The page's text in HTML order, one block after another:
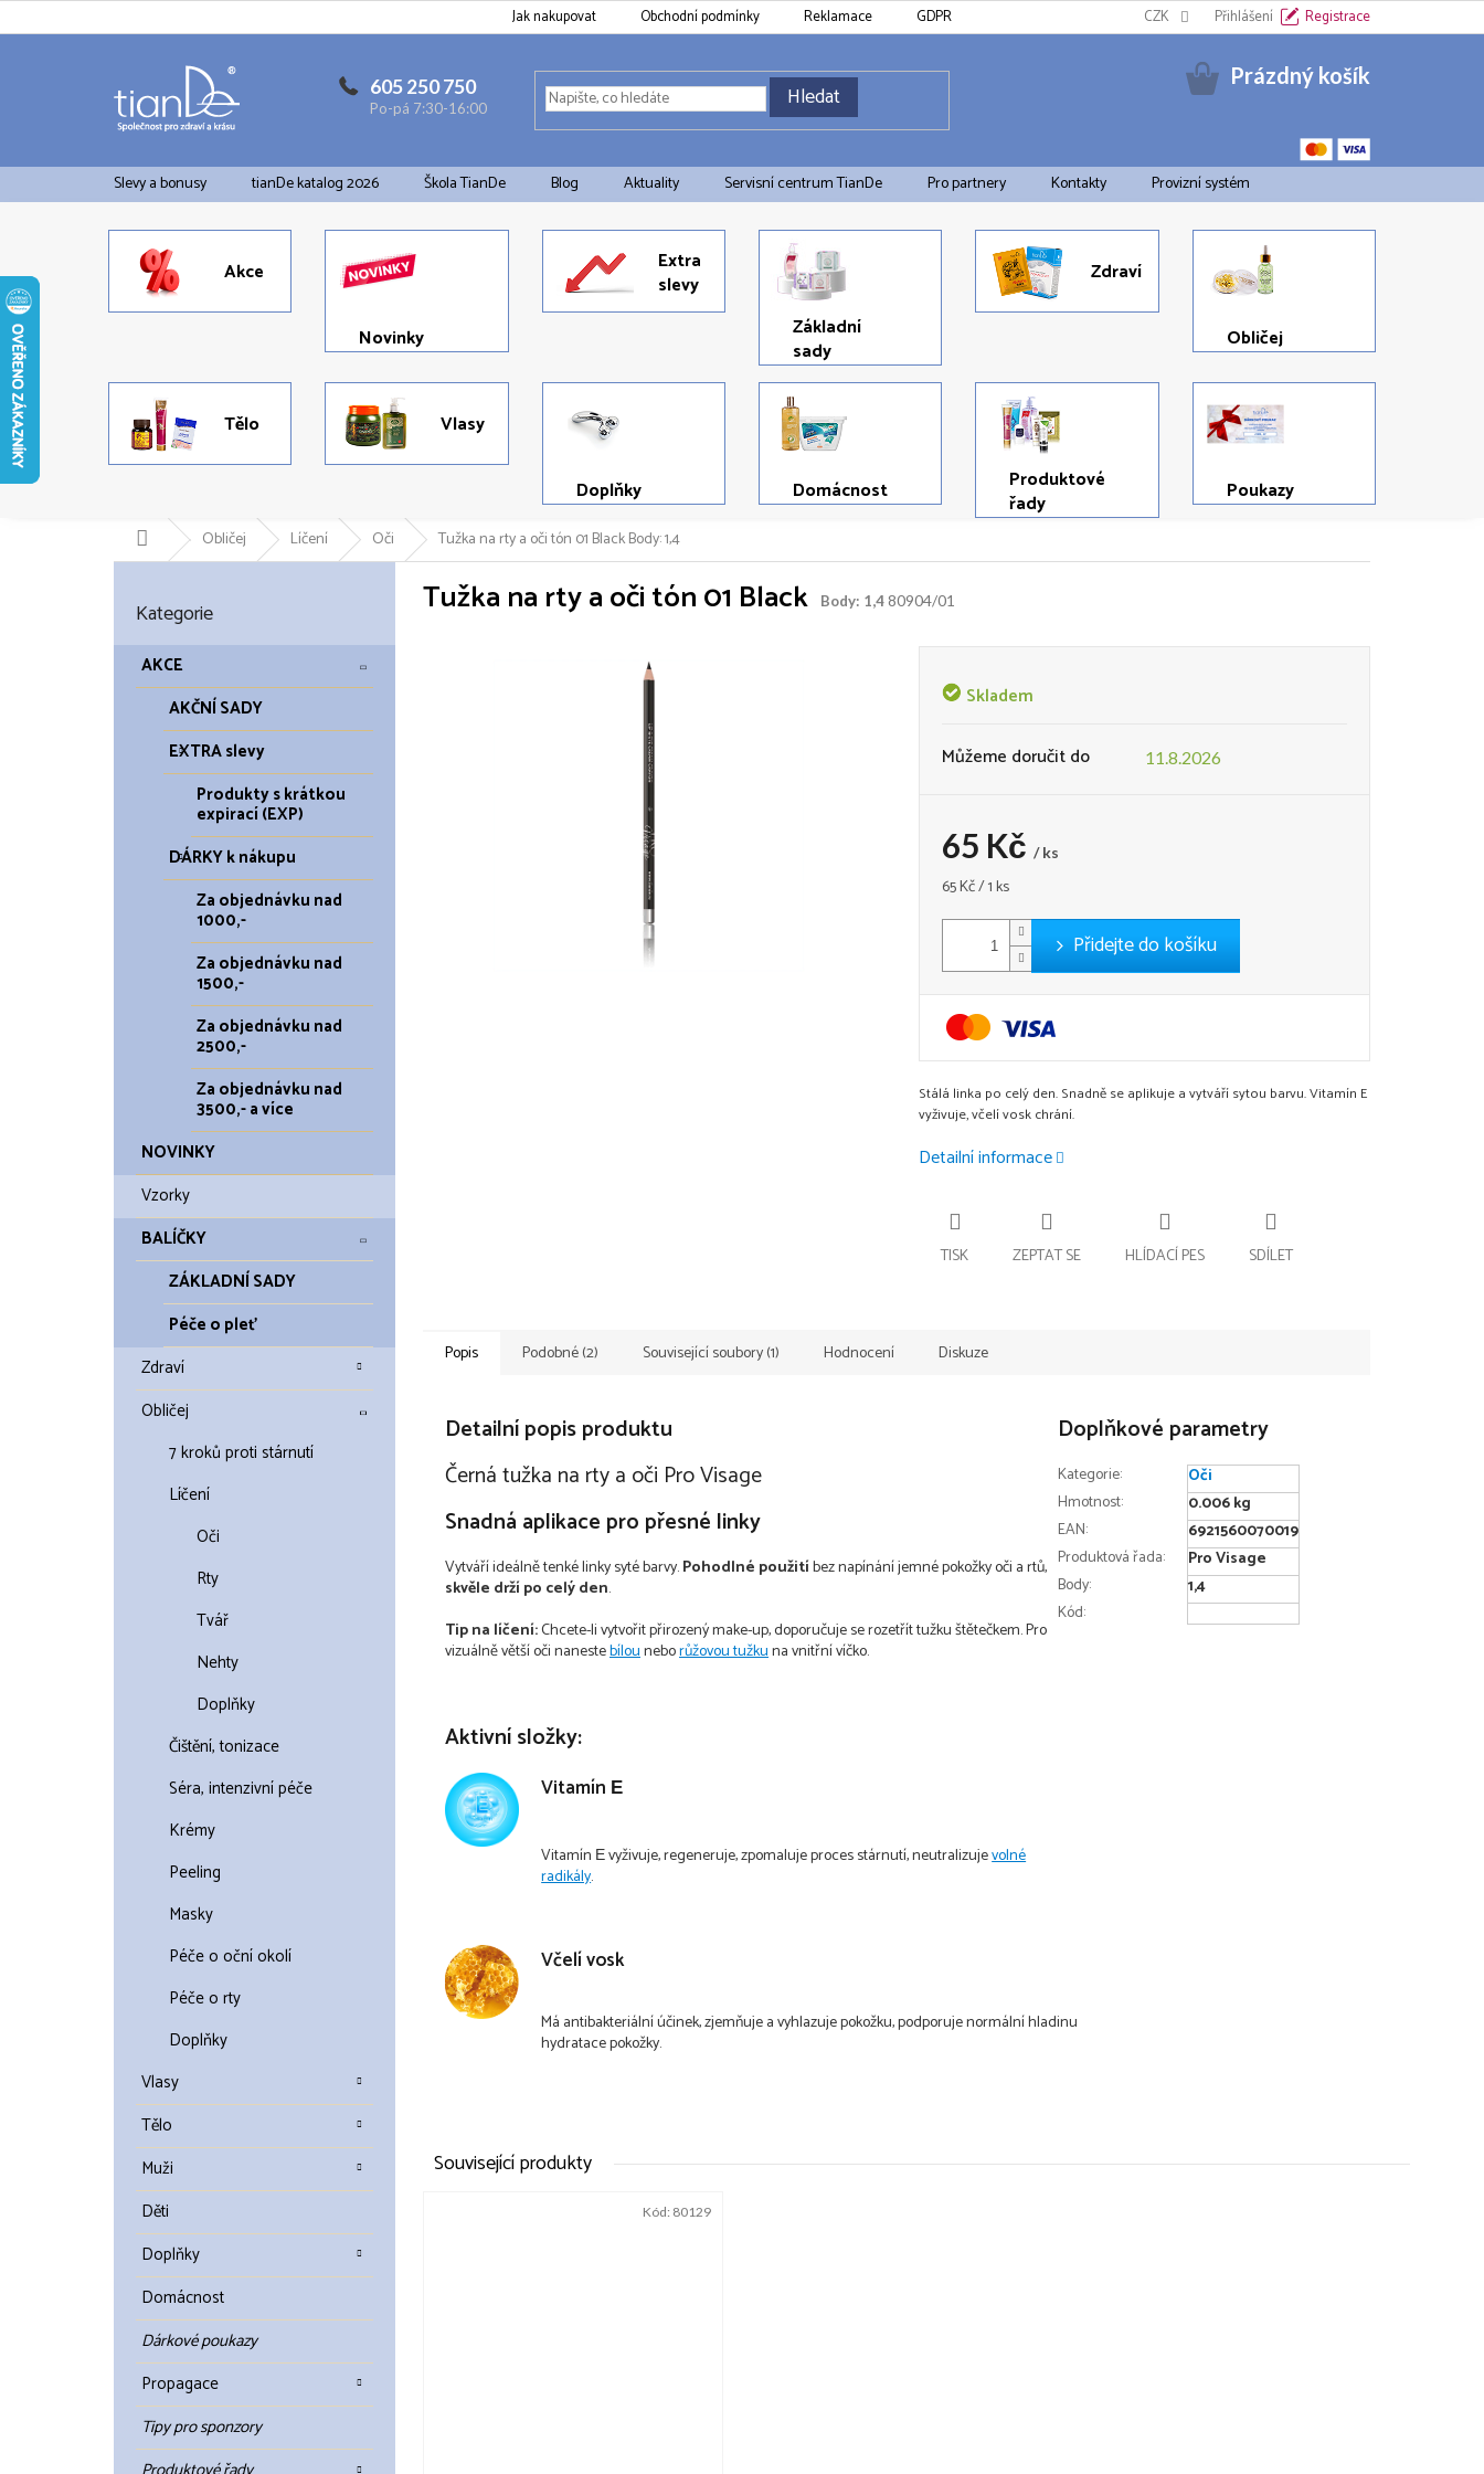
Přejít
na
Jak nakupovat Obchodní podmínky Reklamace GDPR Informační oznámení k EET Cookies Doprava a platba
CZK Přihlášení Registrace
605 250 750
Po-pá 7:30-16:00 Hledat
Nákupní
Prázdný košík
Slevy a bonusy tianDe katalog 2026 Škola TianDe Blog Aktuality Servisní centrum TianDe Pro partnery Kontakty Provizní systém
Akce
Novinky
Extra
slevy
Základní
sady
Zdraví
Obličej
Tělo Vlasy
Doplňky Domácnost
Produktové
řady
Poukazy
Domů Obličej Líčení Oči Tužka na rty a oči tón 01 BlackBody: 1,4
kategorie
Kategorie
AKCE
AKČNÍ SADY
EXTRA slevy
Produkty s krátkou
expirací (EXP)
DÁRKY k nákupu
Za objednávku nad
1000,-
Za objednávku nad
1500,-
Za objednávku nad
2500,-
Za objednávku nad
3500,- a více
NOVINKY
Vzorky
BALÍČKY
ZÁKLADNÍ SADY
Péče o pleť
Zdraví
Obličej
7 kroků proti stárnutí
Líčení
Oči
Rty
Tvář
Nehty
Doplňky
Čištění, tonizace
Séra, intenzivní péče
Krémy
Peeling
Masky
Péče o oční okolí
Péče o rty
Doplňky
Vlasy
Tělo
Muži
Děti
Doplňky
Domácnost
Dárkové poukazy
Propagace
Tipy pro sponzory
Tužka na rty a oči tón 01 Black Body: 1,480904/01
Skladem
Můžeme doručit do 11.8.2026
65 Kč / ks
Měrná
65 Kč / 1 ks
Přidejte do košíku
Stálá linka po celý den. Snadně se aplikuje a vytváří sytou barvu. Vitamín E
vyživuje, včelí vosk chrání.
Detailní informace
TISK ZEPTAT SE HLÍDACÍ PES SDÍLET
Popis Podobné (2) Související soubory (1) Hodnocení Diskuze
Detailní popis produktu
Černá tužka na rty a oči Pro Visage
Snadná aplikace pro přesné linky
Vytváří ideálně tenké linky syté barvy.Pohodlné použitíbez napínání jemné pokožky oči a rtů,
skvěle drží po celý den.
Tip na líčení:Chcete-li vytvořit přirozený make-up, doporučuje se rozetřít tužku štětečkem. Pro
vizuálně větší oči nanestebílouneborůžovou tužkuna vnitřní víčko.
Aktivní složky:
Vitamín Е
Vitamín Е vyživuje, regeneruje, zpomaluje proces stárnutí, neutralizujevolné
radikály.
Včelí vosk
Má antibakteriální účinek, zjemňuje a vyhlazuje pokožku, podporuje normální hladinu
hydratace pokožky.
Doplňkové parametry
Kategorie:
Oči
Hmotnost:
0.006 kg
EAN:
6921560070019
Produktová řada:
Pro Visage
Body:
1,4
Kód:
Související produkty
Kód: 80129